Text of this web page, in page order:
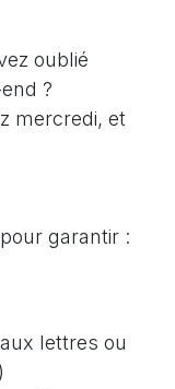
oublié
?
mercredi, et
garantir :
lettres ou